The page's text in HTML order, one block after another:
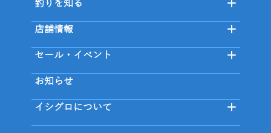
釣りを知る
店舗情報
セール・イベント
お知らせ
イシグロについて